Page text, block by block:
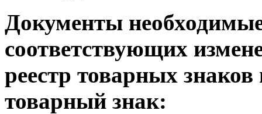
Документы
соответствующих
реестр товарных знаков
товарный знак: